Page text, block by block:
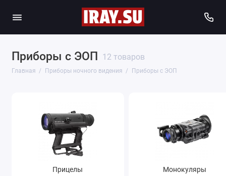
Приборы с ЭОП 12 товаров
Главная Приборы ночного видения Приборы с ЭОП
Прицелы Монокуляры